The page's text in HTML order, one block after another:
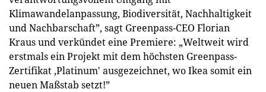
Klimawandelanpassung, Biodiversität, Nachhaltigkeit
und Nachbarschaft”, sagt Greenpass-CEO Florian
Kraus und verkündet eine Premiere: „Weltweit wird
erstmals ein Projekt mit dem höchsten Greenpass-
Zertifikat ‚Platinum' ausgezeichnet, wo Ikea somit ein
neuen Maßstab setzt!”